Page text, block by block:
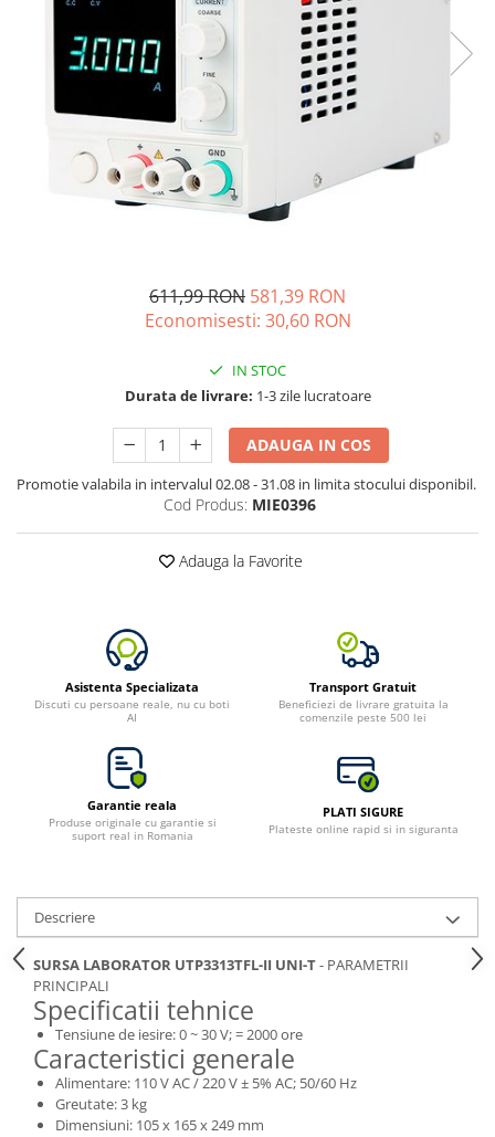
Acumulatori de stocare
Componente sisteme de balcon
611,99 RON 581,39 RON
Economisesti: 30,60 RON
IN STOC
Durata de livrare: 1-3 zile lucratoare
ADAUGA IN COS
Promotie valabila in intervalul 02.08 - 31.08 in limita stocului disponibil.
Cod Produs: MIE0396
Adauga la Favorite
Asistenta Specializata
Discuti cu persoane reale, nu cu boti
AI
Transport Gratuit
Beneficiezi de livrare gratuita la
comenzile peste 500 lei
Garantie reala
Produse originale cu garantie si
suport real in Romania
PLATI SIGURE
Plateste online rapid si in siguranta
Descriere
SURSA LABORATOR UTP3313TFL-II UNI-T- PARAMETRII
PRINCIPALI
Specificatii tehnice
Tensiune de iesire: 0 ~ 30 V; = 2000 ore
Caracteristici generale
Alimentare: 110 V AC / 220 V ± 5% AC; 50/60 Hz
Greutate: 3 kg
Dimensiuni: 105 x 165 x 249 mm